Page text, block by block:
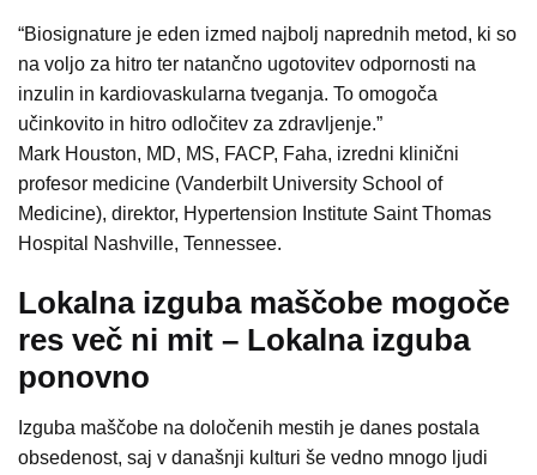
“Biosignature je eden izmed najbolj naprednih metod, ki so
na voljo za hitro ter natančno ugotovitev odpornosti na
inzulin in kardiovaskularna tveganja. To omogoča
učinkovito in hitro odločitev za zdravljenje.”
Mark Houston, MD, MS, FACP, Faha, izredni klinični
profesor medicine (Vanderbilt University School of
Medicine), direktor, Hypertension Institute Saint Thomas
Hospital Nashville, Tennessee.
Lokalna izguba maščobe mogoče
res več ni mit – Lokalna izguba
ponovno
Izguba maščobe na določenih mestih je danes postala
obsedenost, saj v današnji kulturi še vedno mnogo ljudi